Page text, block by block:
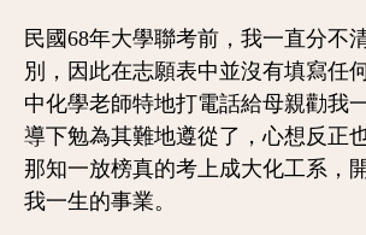
民國68年大學聯考前，我一直分不
別，因此在志願表中並沒有填寫任
中化學老師特地打電話給母親勸我
導下勉為其難地遵從了，心想反正
那知一放榜真的考上成大化工系，
我一生的事業。